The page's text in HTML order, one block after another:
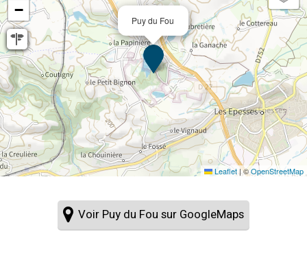
Puy du Fou
−
Leaflet |©OpenStreetMap
Voir Puy du Fou sur GoogleMaps